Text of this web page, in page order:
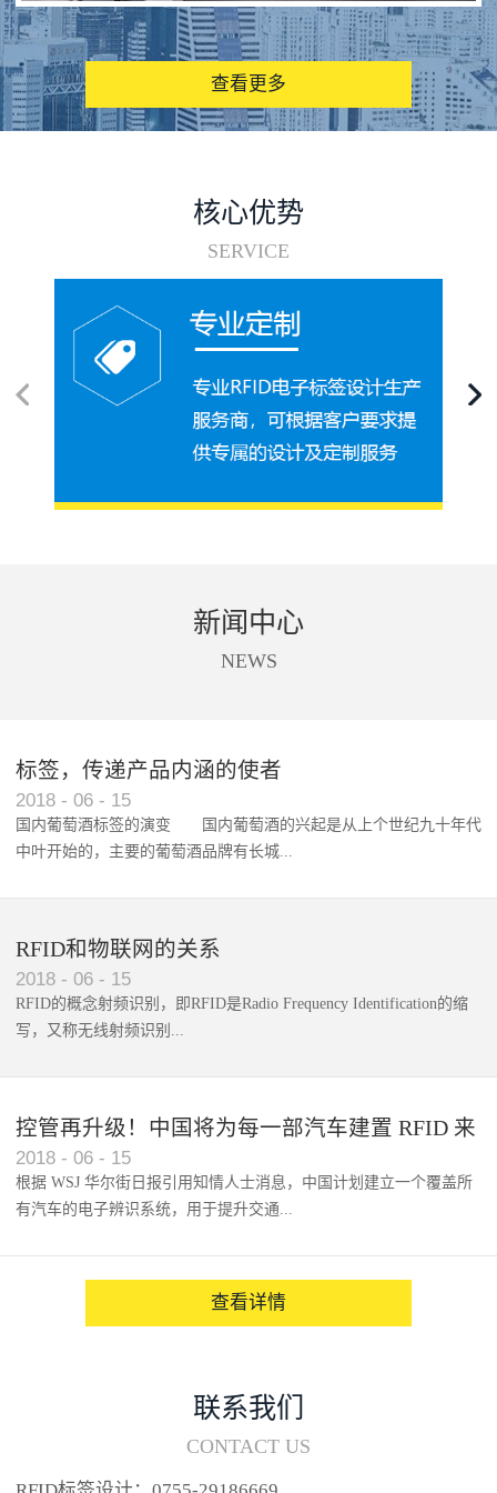
图书馆RFID电子标签管理系统
查看更多
核心优势
SERVICE
新闻中心
NEWS
标签，传递产品内涵的使者
2018 - 06 - 15
国内葡萄酒标签的演变 国内葡萄酒的兴起是从上个世纪九十年代
中叶开始的，主要的葡萄酒品牌有长城...
RFID和物联网的关系
2018 - 06 - 15
RFID的概念射频识别，即RFID是Radio Frequency Identification的缩
写，又称无线射频识别...
控管再升级！中国将为每一部汽车建置 RFID 来
架构辨识系统
2018 - 06 - 15
根据 WSJ 华尔街日报引用知情人士消息，中国计划建立一个覆盖所
有汽车的电子辨识系统，用于提升交通...
查看详情
联系我们
CONTACT US